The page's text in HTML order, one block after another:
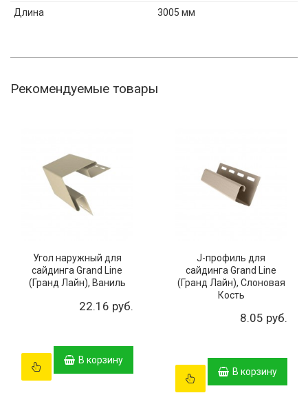
Длина
3005 мм
Рекомендуемые товары
Угол наружный для
сайдинга Grand Line
(Гранд Лайн), Ваниль
22.16 руб.
В корзину
J-профиль для
сайдинга Grand Line
(Гранд Лайн), Слоновая
Кость
8.05 руб.
В корзину